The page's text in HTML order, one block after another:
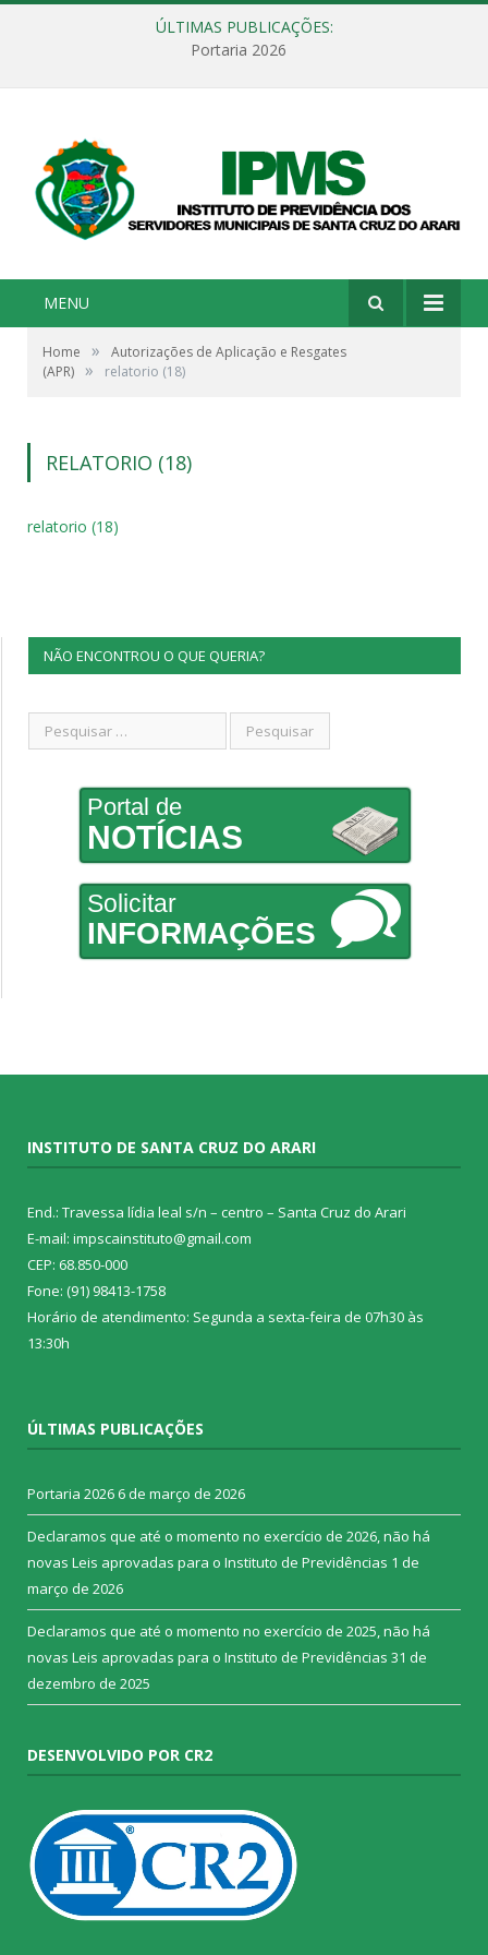
ÚLTIMAS PUBLICAÇÕES:
Portaria 2026
MENU
Home »
Autorizações de Aplicação e Resgates
(APR) » relatorio (18)
RELATORIO (18)
relatorio (18)
NÃO ENCONTROU O QUE QUERIA?
Portal de
NOTÍCIAS
Solicitar
INFORMAÇÕES
INSTITUTO DE SANTA CRUZ DO ARARI
End.: Travessa lídia leal s/n – centro – Santa Cruz do Arari
E-mail: impscainstituto@gmail.com
CEP: 68.850-000
Fone: (91) 98413-1758
Horário de atendimento: Segunda a sexta-feira de 07h30 às
13:30h
ÚLTIMAS PUBLICAÇÕES
Portaria 2026 6 de março de 2026
Declaramos que até o momento no exercício de 2026, não há
novas Leis aprovadas para o Instituto de Previdências 1 de
março de 2026
Declaramos que até o momento no exercício de 2025, não há
novas Leis aprovadas para o Instituto de Previdências 31 de
dezembro de 2025
DESENVOLVIDO POR CR2